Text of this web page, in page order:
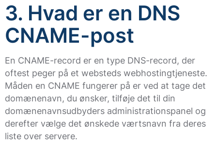
3. Hvad er en DNS
CNAME-post
En CNAME-record er en type DNS-record, der
oftest peger på et websteds webhostingtjeneste.
Måden en CNAME fungerer på er ved at tage det
domænenavn, du ønsker, tilføje det til din
domænenavnsudbyders administrationspanel og
derefter vælge det ønskede værtsnavn fra deres
liste over servere.